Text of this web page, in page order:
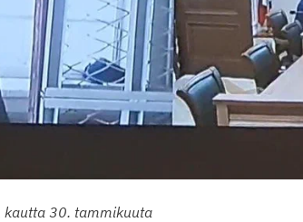
kautta 30. tammikuuta